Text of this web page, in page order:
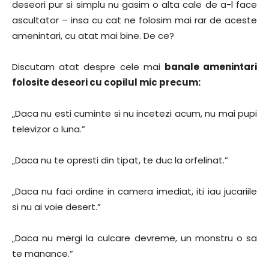
deseori pur si simplu nu gasim o alta cale de a-l face
ascultator – insa cu cat ne folosim mai rar de aceste
amenintari, cu atat mai bine. De ce?
Discutam atat despre cele mai banale amenintari
folosite deseori cu copilul mic precum:
„Daca nu esti cuminte si nu incetezi acum, nu mai pupi
televizor o luna.”
„Daca nu te opresti din tipat, te duc la orfelinat.”
„Daca nu faci ordine in camera imediat, iti iau jucariile
si nu ai voie desert.”
„Daca nu mergi la culcare devreme, un monstru o sa
te manance.”